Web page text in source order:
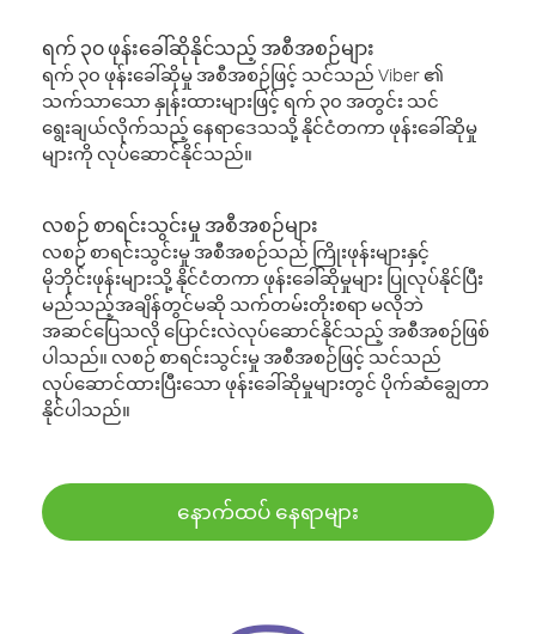
ရက် ၃၀ ဖုန်းခေါ်ဆိုနိုင်သည့် အစီအစဉ်များ
ရက် ၃၀ ဖုန်းခေါ်ဆိုမှု အစီအစဉ်ဖြင့် သင်သည် Viber ၏
သက်သာသော နှုန်းထားများဖြင့် ရက် ၃၀ အတွင်း သင်
ရွေးချယ်လိုက်သည့် နေရာဒေသသို့ နိုင်ငံတကာ ဖုန်းခေါ်ဆိုမှု
များကို လုပ်ဆောင်နိုင်သည်။
လစဉ် စာရင်းသွင်းမှု အစီအစဉ်များ
လစဉ် စာရင်းသွင်းမှု အစီအစဉ်သည် ကြိုးဖုန်းများနှင့်
မိုဘိုင်းဖုန်းများသို့ နိုင်ငံတကာ ဖုန်းခေါ်ဆိုမှုများ ပြုလုပ်နိုင်ပြီး
မည်သည့်အချိန်တွင်မဆို သက်တမ်းတိုးစရာ မလိုဘဲ
အဆင်ပြေသလို ပြောင်းလဲလုပ်ဆောင်နိုင်သည့် အစီအစဉ်ဖြစ်
ပါသည်။ လစဉ် စာရင်းသွင်းမှု အစီအစဉ်ဖြင့် သင်သည်
လုပ်ဆောင်ထားပြီးသော ဖုန်းခေါ်ဆိုမှုများတွင် ပိုက်ဆံချွေတာ
နိုင်ပါသည်။
နောက်ထပ် နေရာများ